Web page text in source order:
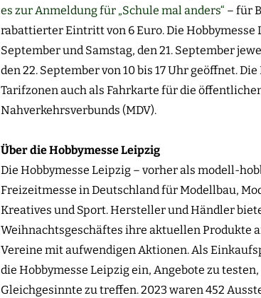
es zur Anmeldung für „Schule mal anders“ – für
rabattierter Eintritt von 6 Euro. Die Hobbymesse
September und Samstag, den 21. September
den 22. September von 10 bis 17 Uhr geöffnet.
Tarifzonen auch als Fahrkarte für die
Nahverkehrsverbunds (MDV).
Über die Hobbymesse Leipzig
Die Hobbymesse Leipzig – vorher als modell-
Freizeitmesse in Deutschland für Modellbau,
Kreatives und Sport. Hersteller und Händler
Weihnachtsgeschäftes ihre aktuellen Produkte
Vereine mit aufwendigen Aktionen. Als
die Hobbymesse Leipzig ein, Angebote zu
Gleichgesinnte zu treffen. 2023 waren 452